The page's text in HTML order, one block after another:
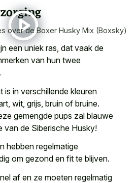
over de Boxer Husky Mix (Boxsky)
een uniek ras, dat vaak de
van hun twee
is in verschillende kleuren
wit, grijs, bruin of bruine.
gemengde pups zal blauwe
van de Siberische Husky!
hebben regelmatige
om gezond en fit te blijven.
af en ze moeten regelmatig